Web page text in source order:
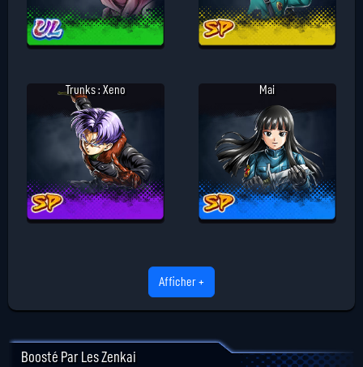
Trunks : Xeno Mai
Afficher +
Boosté Par Les Zenkai